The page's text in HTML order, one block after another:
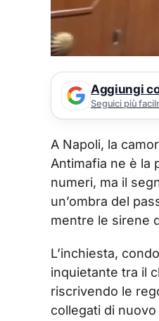
Aggiungi
Seguici più
A Napoli, la
Antimafia ne è la
numeri, ma il
un’ombra del
mentre le sirene
L’inchiesta,
inquietante tra il
riscrivendo le
collegati di